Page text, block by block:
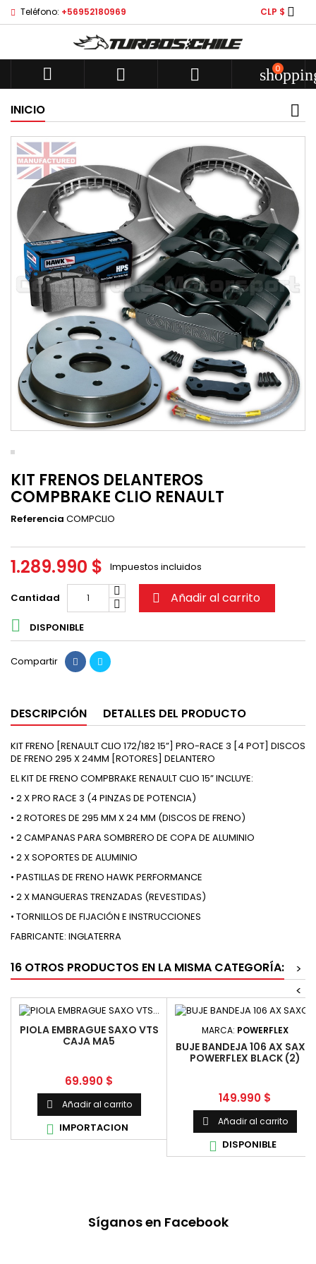
Teléfono: +56952180969 CLP $ 
   0
INICIO
KIT FRENOS DELANTEROS
COMPBRAKE CLIO RENAULT
Referencia COMPCLIO
1.289.990 $ Impuestos incluidos
Cantidad  Añadir al carrito
 DISPONIBLE
Compartir
DESCRIPCIÓN DETALLES DEL PRODUCTO
KIT FRENO [RENAULT CLIO 172/182 15”] PRO-RACE 3 [4 POT] DISCOS
DE FRENO 295 X 24MM [ROTORES] DELANTERO
EL KIT DE FRENO COMPBRAKE RENAULT CLIO 15” INCLUYE:
• 2 X PRO RACE 3 (4 PINZAS DE POTENCIA)
• 2 ROTORES DE 295 MM X 24 MM (DISCOS DE FRENO)
• 2 CAMPANAS PARA SOMBRERO DE COPA DE ALUMINIO
• 2 X SOPORTES DE ALUMINIO
• PASTILLAS DE FRENO HAWK PERFORMANCE
• 2 X MANGUERAS TRENZADAS (REVESTIDAS)
• TORNILLOS DE FIJACIÓN E INSTRUCCIONES
FABRICANTE: INGLATERRA
16 OTROS PRODUCTOS EN LA MISMA CATEGORÍA:
>
<
PIOLA EMBRAGUE SAXO VTS
CAJA MA5
Precio
69.990 $
 Añadir al carrito
 IMPORTACION
MARCA: POWERFLEX
BUJE BANDEJA 106 AX SAXO
POWERFLEX BLACK (2)
Precio
149.990 $
 Añadir al carrito
 DISPONIBLE
Síganos en Facebook